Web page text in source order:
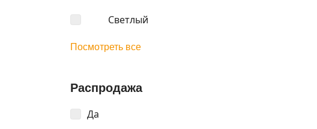
Светлый
Посмотреть все
Распродажа
Да